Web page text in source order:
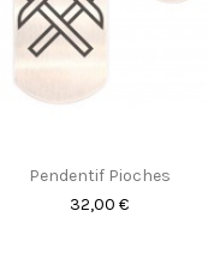
Pendentif Pioches
32,00 €